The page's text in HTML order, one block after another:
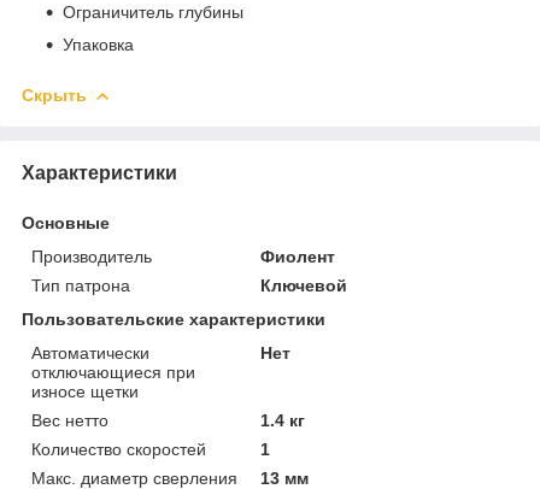
Ограничитель глубины
Упаковка
Скрыть
Характеристики
Основные
Производитель
Фиолент
Тип патрона
Ключевой
Пользовательские характеристики
Автоматически
отключающиеся при
износе щетки
Нет
Вес нетто
1.4 кг
Количество скоростей
1
Макс. диаметр сверления
13 мм